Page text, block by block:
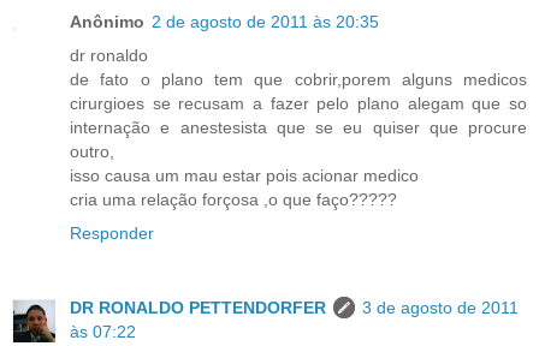
Anônimo 2 de agosto de 2011 às 20:35
dr ronaldo
de fato o plano tem que cobrir,porem alguns medicos
cirurgioes se recusam a fazer pelo plano alegam que so
internação e anestesista que se eu quiser que procure
outro,
isso causa um mau estar pois acionar medico
cria uma relação forçosa ,o que faço?????
Responder
DR RONALDO PETTENDORFER
3 de agosto de 2011
às 07:22